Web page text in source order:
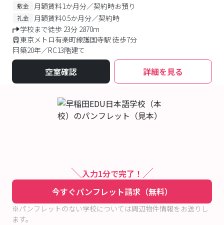
敷金 月額賃料1か月分／契約時お預り
礼金
月額賃料0.5か月分／契約時
学校まで徒歩 23分 2870m
東京メトロ有楽町線護国寺駅 徒歩7分
築20年／RC13階建て
空室確認 詳細を見る
入力1分で完了！
今すぐパンフレット請求（無料）
※パンフレットのない学校については周辺物件情報をお送りし
ます。